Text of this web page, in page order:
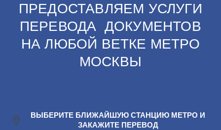
ПРЕДОСТАВЛЯЕМ УСЛУГИ
ПЕРЕВОДА ДОКУМЕНТОВ
НА ЛЮБОЙ ВЕТКЕ МЕТРО
МОСКВЫ
ВЫБЕРИТЕ БЛИЖАЙШУЮ СТАНЦИЮ МЕТРО И
ЗАКАЖИТЕ ПЕРЕВОД